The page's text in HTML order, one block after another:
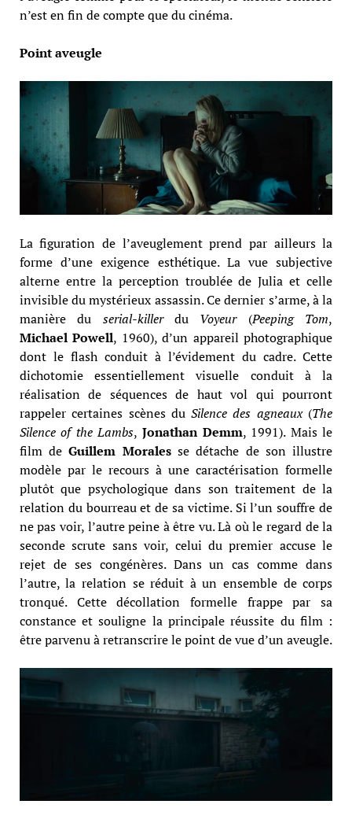
n’est en fin de compte que du cinéma.
Point aveugle
La figuration de l’aveuglement prend par ailleurs la
forme d’une exigence esthétique. La vue subjective
alterne entre la perception troublée de Julia et celle
invisible du mystérieux assassin. Ce dernier s’arme, à la
manière du serial-killerdu Voyeur (Peeping Tom,
Michael Powell, 1960), d’un appareil photographique
dont le flash conduit à l’évidement du cadre. Cette
dichotomie essentiellement visuelle conduit à la
réalisation de séquences de haut vol qui pourront
rappeler certaines scènes duSilence des agneaux (The
Silence of the Lambs,Jonathan Demm, 1991). Mais le
film deGuillem Moralesse détache de son illustre
modèle par le recours à une caractérisation formelle
plutôt que psychologique dans son traitement de la
relation du bourreau et de sa victime. Si l’un souffre de
ne pas voir, l’autre peine à être vu. Là où le regard de la
seconde scrute sans voir, celui du premier accuse le
rejet de ses congénères. Dans un cas comme dans
l’autre, la relation se réduit à un ensemble de corps
tronqué. Cette décollation formelle frappe par sa
constance et souligne la principale réussite du film :
être parvenu à retranscrire le point de vue d’un aveugle.